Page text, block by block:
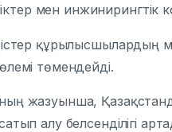
мен инжинирингтік
құрылысшылардың
төмендейді.
жазуынша,
алу белсенділігі